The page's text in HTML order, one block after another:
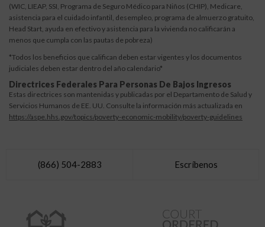
(WIC, LIEAP, SSI, Programa de Seguro Médico para Niños (CHIP), Medicare,
asistencia para el cuidado infantil, desempleo, programa de almuerzo gratuito,
Head Start, ayuda en efectivo y asistencia para la vivienda no calificarán a
menos que cumpla con las pautas de pobreza)
*Todos los beneficios que califican deben estar vigentes y los documentos
judiciales deben estar dentro del año calendario*
Directrices Federales Para Personas De Bajos Ingresos
Estas directrices son mantenidas y publicadas por el Departamento de Salud y
Servicios Humanos de EE. UU. Consulte la información más actualizada en
https://aspe.hhs.gov/topics/poverty-economic-mobility/poverty-guidelines
(866) 504-2883 Escríbenos